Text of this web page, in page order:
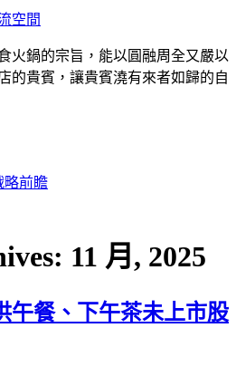
空間
火鍋的宗旨，能以圓融周全又嚴以
的貴賓，讓貴賓澆有來者如歸的自
略前瞻
11 月, 2025
午餐、下午茶未上市股